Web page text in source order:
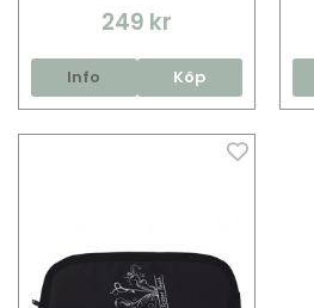
249 kr
Info Köp